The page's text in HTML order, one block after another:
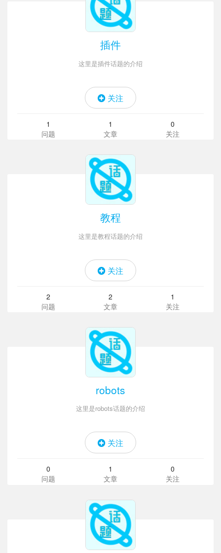
插件
这里是插件话题的介绍
关注
1
问题
1
文章
0
关注
教程
这里是教程话题的介绍
关注
2
问题
2
文章
1
关注
robots
这里是robots话题的介绍
关注
0
问题
1
文章
0
关注